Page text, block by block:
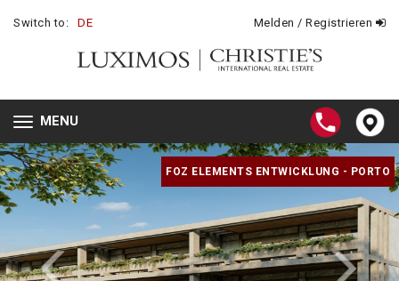
Switch to: DE Melden / Registrieren
Toggle
navigation
MENU
FOZ ELEMENTS ENTWICKLUNG - PORTO